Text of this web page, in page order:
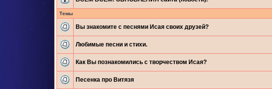
Темы
Вы знакомите с песнями Исая своих друзей?
Любимые песни и стихи.
Как Вы познакомились с творчеством Исая?
Песенка про Витязя